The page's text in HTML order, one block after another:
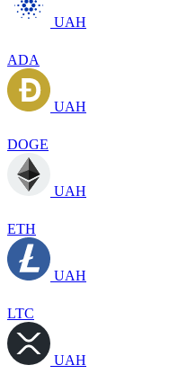
UAH
ADA
UAH
DOGE
UAH
ETH
UAH
LTC
UAH